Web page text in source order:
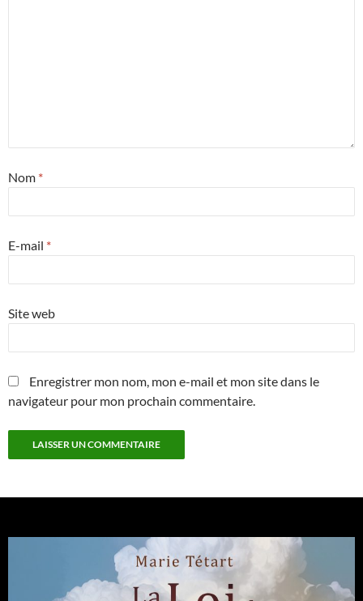
Nom *
E-mail *
Site web
Enregistrer mon nom, mon e-mail et mon site dans le
navigateur pour mon prochain commentaire.